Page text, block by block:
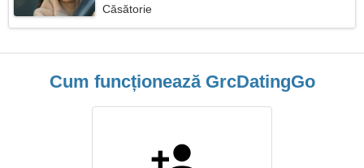
Căsătorie
Cum funcționează GrcDatingGo